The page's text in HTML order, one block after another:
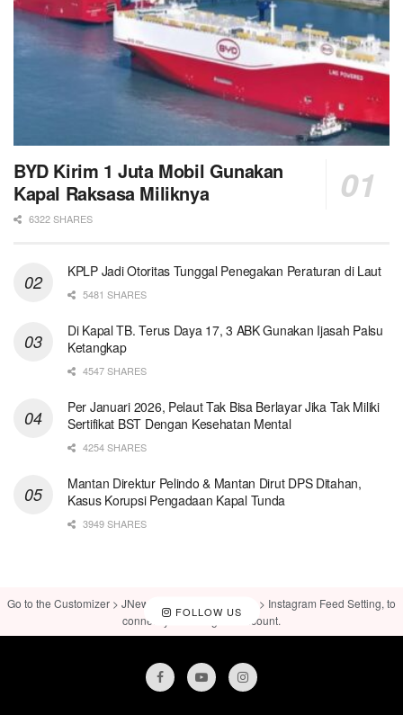
BYD Kirim 1 Juta Mobil Gunakan
Kapal Raksasa Miliknya
6322 SHARES
KPLP Jadi Otoritas Tunggal Penegakan Peraturan di Laut
5481 SHARES
Di Kapal TB. Terus Daya 17, 3 ABK Gunakan Ijasah Palsu
Ketangkap
4547 SHARES
Per Januari 2026, Pelaut Tak Bisa Berlayar Jika Tak Miliki
Sertifikat BST Dengan Kesehatan Mental
4254 SHARES
Mantan Direktur Pelindo & Mantan Dirut DPS Ditahan,
Kasus Korupsi Pengadaan Kapal Tunda
3949 SHARES
FOLLOW US
Go to the Customizer > JNews : Social, Like & View > Instagram Feed Setting, to
connect your Instagram account.